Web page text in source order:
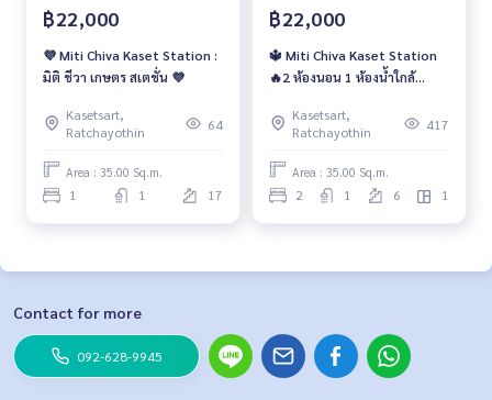
฿22,000
💜 Miti Chiva Kaset Station :
มิติ ชีวา เกษตร สเตชั่น 💜
Kasetsart,
Ratchayothin
64
Area : 35.00 Sq.m.
1 1 17
฿22,000
🔱 Miti Chiva Kaset Station
🔥2 ห้องนอน 1 ห้องน้ำใกล้
บาท/เดือน🔥
Kasetsart,
Ratchayothin
417
Area : 35.00 Sq.m.
2 1 6 1
Contact for more
092-628-9945